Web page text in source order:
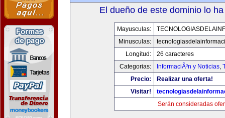
El dueño de este dominio lo
Mayusculas:
Minusculas:
Longitud:
26 caracteres
Categorias:
InformaciÃ³n y Noticias,
Precio:
Realizar una oferta!
Visitar!
Serán consideradas